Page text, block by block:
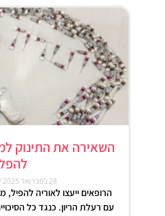
השאירה את התינוק
28 בפברואר 2025
הרופאים ייעצו לאוריה
עם רעלת הריון. כנגד כל